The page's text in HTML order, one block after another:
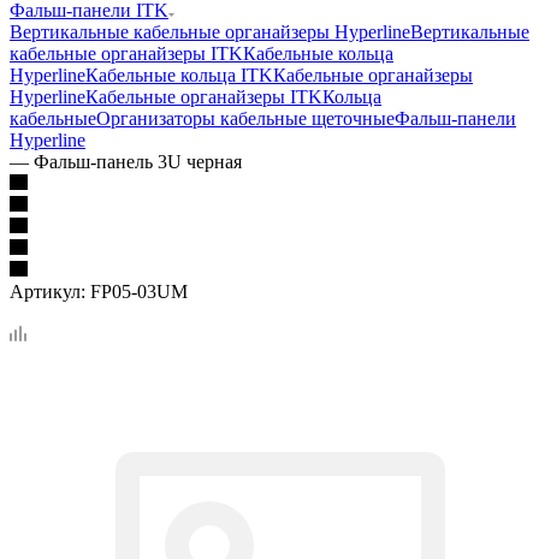
Фальш-панели ITK
Вертикальные кабельные органайзеры HyperlineВертикальные
кабельные органайзеры ITKКабельные кольца
HyperlineКабельные кольца ITKКабельные органайзеры
HyperlineКабельные органайзеры ITKКольца
кабельныеОрганизаторы кабельные щеточныеФальш-панели
Hyperline
— Фальш-панель 3U черная
Артикул: FP05-03UM